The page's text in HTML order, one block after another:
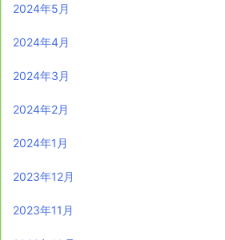
2024年5月
2024年4月
2024年3月
2024年2月
2024年1月
2023年12月
2023年11月